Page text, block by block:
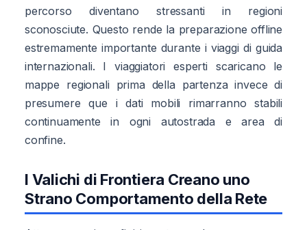
percorso diventano stressanti in regioni
sconosciute. Questo rende la preparazione offline
estremamente importante durante i viaggi di guida
internazionali. I viaggiatori esperti scaricano le
mappe regionali prima della partenza invece di
presumere que i dati mobili rimarranno stabili
continuamente in ogni autostrada e area di
confine.
I Valichi di Frontiera Creano uno
Strano Comportamento della Rete